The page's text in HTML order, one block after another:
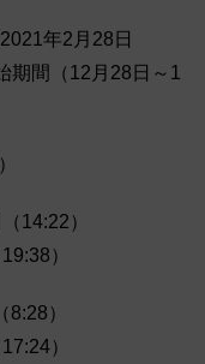
年2月28日
期間（12月28日～1
14:22）
）
）
）